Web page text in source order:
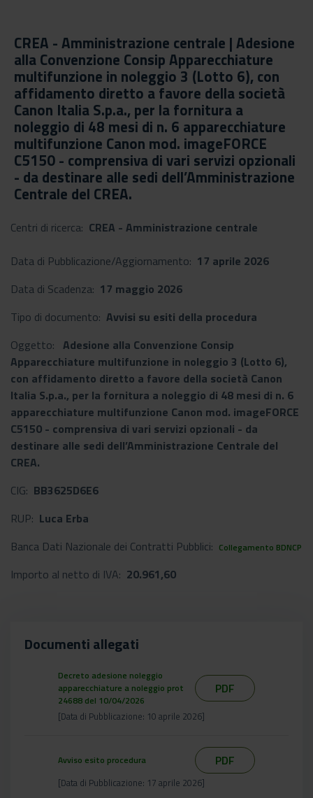
CREA - Amministrazione centrale | Adesione
alla Convenzione Consip Apparecchiature
multifunzione in noleggio 3 (Lotto 6), con
affidamento diretto a favore della società
Canon Italia S.p.a., per la fornitura a
noleggio di 48 mesi di n. 6 apparecchiature
multifunzione Canon mod. imageFORCE
C5150 - comprensiva di vari servizi opzionali
- da destinare alle sedi dell’Amministrazione
Centrale del CREA.
Centri di ricerca: CREA - Amministrazione centrale
Data di Pubblicazione/Aggiornamento: 17 aprile 2026
Data di Scadenza: 17 maggio 2026
Tipo di documento: Avvisi su esiti della procedura
Oggetto: Adesione alla Convenzione Consip
Apparecchiature multifunzione in noleggio 3 (Lotto 6),
con affidamento diretto a favore della società Canon
Italia S.p.a., per la fornitura a noleggio di 48 mesi di n. 6
apparecchiature multifunzione Canon mod. imageFORCE
C5150 - comprensiva di vari servizi opzionali - da
destinare alle sedi dell’Amministrazione Centrale del
CREA.
CIG: BB3625D6E6
RUP: Luca Erba
Banca Dati Nazionale dei Contratti Pubblici: Collegamento BDNCP
Importo al netto di IVA: 20.961,60
Documenti allegati
Decreto adesione noleggio
apparecchiature a noleggio prot
24688 del 10/04/2026
PDF
[Data di Pubblicazione: 10 aprile 2026]
Avviso esito procedura PDF
[Data di Pubblicazione: 17 aprile 2026]